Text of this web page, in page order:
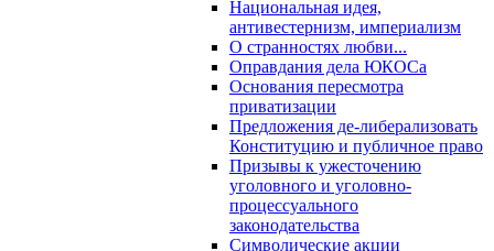
Национальная идея,
антивестернизм, империализм
О странностях любви...
Оправдания дела ЮКОСа
Основания пересмотра
приватизации
Предложения де-либерализовать
Конституцию и публичное право
Призывы к ужесточению
уголовного и уголовно-
процессуального
законодательства
Символические акции